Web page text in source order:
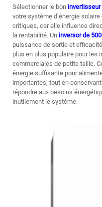
Sélectionner le bon invertisseur
votre système d’énergie
critiques, car elle influence
la rentabilité. Un inversor de
puissance de sortie et
plus en plus populaire pour
commerciales de petite taille.
énergie suffisante pour
importantes, tout en
répondre aux besoins
inutilement le système.